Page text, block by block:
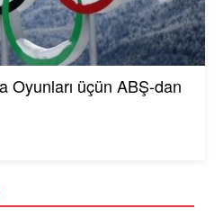
Oyunları üçün ABŞ-dan